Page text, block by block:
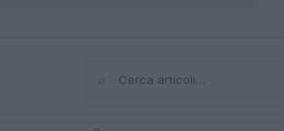
⌕Cerca